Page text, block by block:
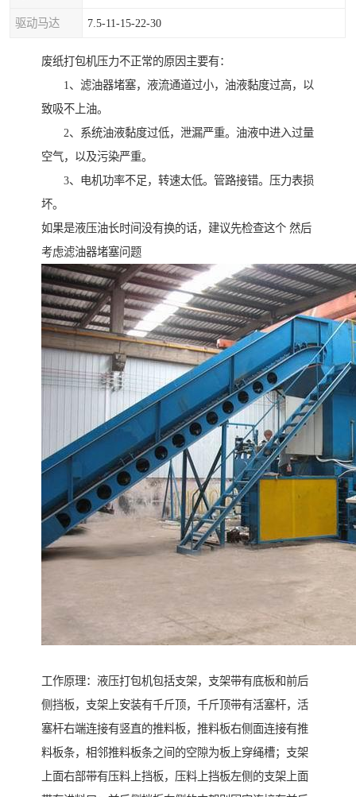
驱动马达 7.5-11-15-22-30
废纸打包机压力不正常的原因主要有：
1、滤油器堵塞，液流通道过小，油液黏度过高，以
致吸不上油。
2、系统油液黏度过低，泄漏严重。油液中进入过量
空气，以及污染严重。
3、电机功率不足，转速太低。管路接错。压力表损
坏。
如果是液压油长时间没有换的话，建议先检查这个 然后
考虑滤油器堵塞问题
工作原理：液压打包机包括支架，支架带有底板和前后
侧挡板，支架上安装有千斤顶，千斤顶带有活塞杆，活
塞杆右端连接有竖直的推料板，推料板右侧面连接有推
料板条，相邻推料板条之间的空隙为板上穿绳槽；支架
上面右部带有压料上挡板，压料上挡板左侧的支架上面